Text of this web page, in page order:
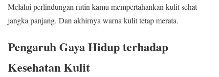
Melalui perlindungan rutin kamu mempertahankan kulit sehat
jangka panjang. Dan akhirnya warna kulit tetap merata.
Pengaruh Gaya Hidup terhadap
Kesehatan Kulit